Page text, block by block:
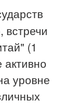
встречи
(1
активно
уровне